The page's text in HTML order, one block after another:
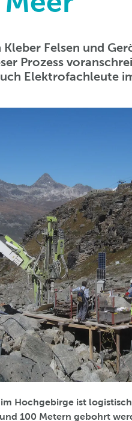
Felsen und
Prozess
Elektrofachleute
Hochgebirge ist
100 Metern gebohrt